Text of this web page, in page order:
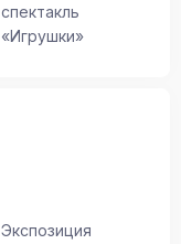
спектакль
«Игрушки»
Экспозиция